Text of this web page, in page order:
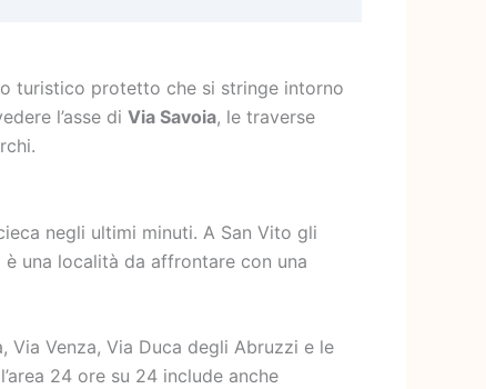
turistico protetto che si stringe intorno
l’asse di Via Savoia, le traverse
negli ultimi minuti. A San Vito gli
una località da affrontare con una
Venza, Via Duca degli Abruzzi e le
24 ore su 24 include anche